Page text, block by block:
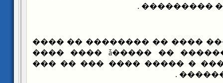
�������
��� ���� ���� ���� ��
������ � ���������� �� �����ǡ ���� ����
���� ����� ������ � �����
����